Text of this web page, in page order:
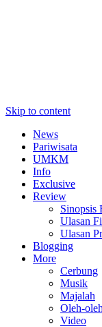
Skip to content
News
Pariwisata
UMKM
Info
Exclusive
Review
Sinopsis
Ulasan
Ulasan
Blogging
More
Cerbung
Musik
Majalah
Oleh-oleh
Video